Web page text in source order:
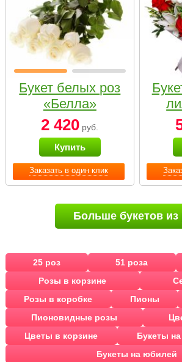
Заказать в один клик
Букет белых роз
«Белла»
2 420 руб.
Купить
Больше букетов из
25 роз 51 роза
Розы в корзине
Розы в коробке
Пионы
Пионовидные розы
Цветы в корзине
Букеты
Букеты на юбилей